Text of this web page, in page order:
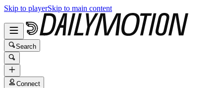
Skip to playerSkip to main content
Search
Connect